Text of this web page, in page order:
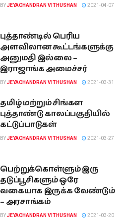
BYJEYACHANDRAN VITHUSHAN 2021-04-07
புத்தாண்டில் பெரிய
அளவிலான கூட்டங்களுக்கு
அனுமதி இல்லை –
இராஜாங்க அமைச்சர்
BYJEYACHANDRAN VITHUSHAN 2021-03-31
தமிழ் மற்றும் சிங்கள
புத்தாண்டு காலப்பகுதியில்
கட்டுப்பாடுகள்
BYJEYACHANDRAN VITHUSHAN 2021-03-27
பெற்றுக்கொள்ளும் இரு
தடுப்பூசிகளும் ஒரே
வகையாக இருக்க வேண்டும்
– அரசாங்கம்
BYJEYACHANDRAN VITHUSHAN 2021-03-20